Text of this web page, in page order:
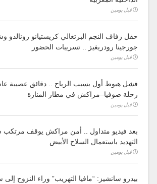
قبل يومين
حفل زفاف النجم البرتغالي كريستيانو رونالدو
جورجينا رودريغيز .. تسريبات الحضور
قبل يومين
فشل هبوط أول بسبب الرياح .. دقائق عصيبة
رحلة صوفيا–مراكش في مطار المنارة
قبل يومين
بعد فيديو متداول .. أمن مراكش يوقف
التهديد باستعمال السلاح الأبيض
قبل يومين
بيدرو سانشيز: “مافيا التهريب” وراء النزوح إلى